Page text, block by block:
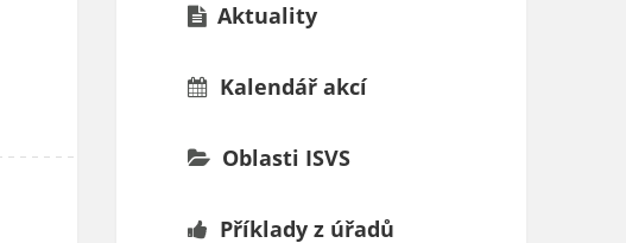
Aktuality
Kalendář akcí
Oblasti ISVS
Příklady z úřadů